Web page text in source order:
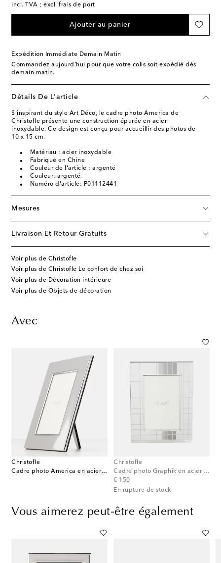
incl. TVA ; excl. frais de port
Ajouter au panier
Expédition Immédiate Demain Matin
Commandez aujourd’hui pour que votre colis soit expédié dès
demain matin.
Détails De L'article
S'inspirant du style Art Déco, le cadre photo America de
Christofle présente une construction épurée en acier
inoxydable. Ce design est conçu pour accueillir des photos de
10 x 15 cm.
Matériau : acier inoxydable
Fabriqué en Chine
Couleur de l'article : argenté
Couleur: argenté
Numéro d'article: P01112441
Mesures
Livraison Et Retour Gratuits
Voir plus de Christofle
Voir plus de Christofle Le confort de chez soi
Voir plus de Décoration intérieure
Voir plus de Objets de décoration
Avec
Christofle
Cadre photo America en acier inoxydable
Christofle
Cadre photo Graphik en acier inoxydable
€ 150
original price
En rupture de stock
Vous aimerez peut-être également